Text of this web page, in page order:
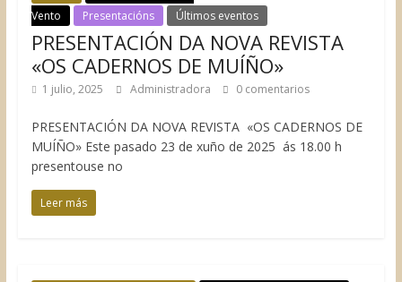
Vento
Presentacións Últimos eventos
PRESENTACIÓN DA NOVA REVISTA
«OS CADERNOS DE MUÍÑO»
1 julio, 2025 Administradora 0 comentarios
PRESENTACIÓN DA NOVA REVISTA «OS CADERNOS DE
MUÍÑO» Este pasado 23 de xuño de 2025 ás 18.00 h
presentouse no
Leer más